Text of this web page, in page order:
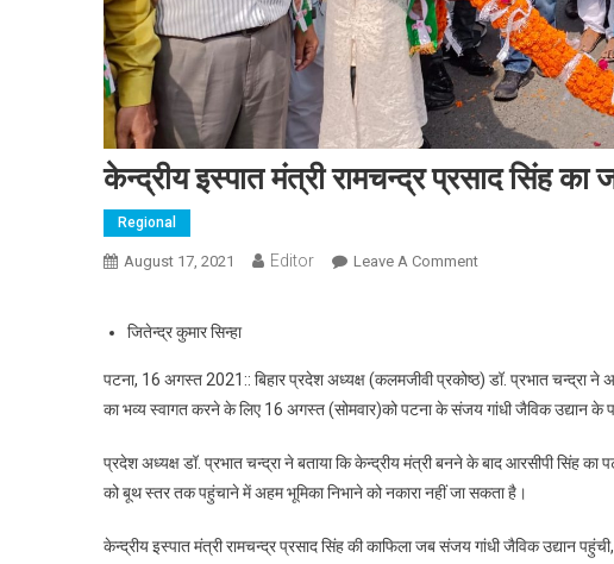
केन्द्रीय इस्पात मंत्री रामचन्द्र प्रसाद सिंह
Regional
August 17, 2021 Editor Leave A Comment
जितेन्द्र कुमार सिन्हा
पटना, 16 अगस्त 2021:: बिहार प्रदेश अध्यक्ष (कलमजीवी प्रकोष्ठ) डॉ. प्रभात चन्द्रा ने
का भव्य स्वागत करने के लिए 16 अगस्त (सोमवार)को पटना के संजय गांधी जैविक उद्यान के
प्रदेश अध्यक्ष डॉ. प्रभात चन्द्रा ने बताया कि केन्द्रीय मंत्री बनने के बाद आरसीपी सिंह का
को बूथ स्तर तक पहुंचाने में अहम भूमिका निभाने को नकारा नहीं जा सकता है।
केन्द्रीय इस्पात मंत्री रामचन्द्र प्रसाद सिंह की काफिला जब संजय गांधी जैविक उद्यान